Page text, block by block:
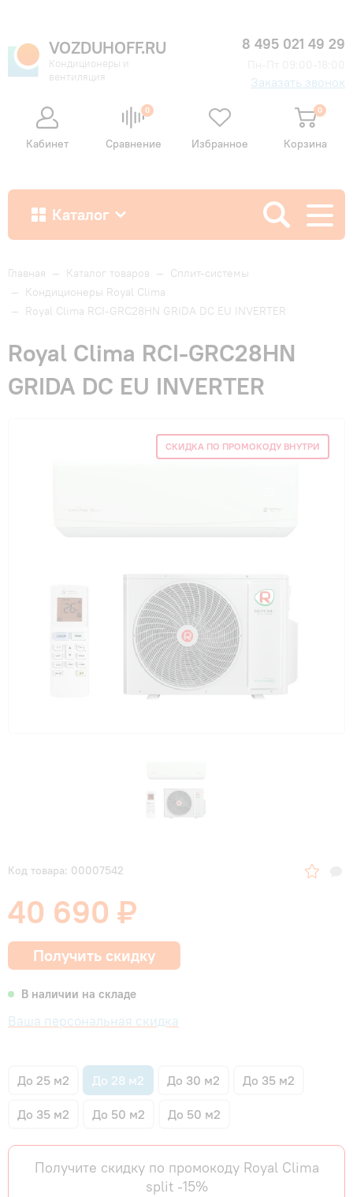
VOZDUHOFF.RU
Кондиционеры и
вентиляция
8 495 021 49 29
Заказать звонок
Кабинет
0
Сравнение Избранное
0
Корзина
Каталог
Как купить
Доставка и оплата
Гарантия и сервис
Главная — Каталог товаров — Сплит-системы
— Кондиционеры Royal Clima
— Royal Clima RCI-GRC28HN GRIDA DC EU INVERTER
Royal Clima RCI-GRC28HN
GRIDA DC EU INVERTER
СКИДКА ПО ПРОМОКОДУ ВНУТРИ
Код товара: 00007542
40 690 ₽
Получить скидку
В наличии на складе
Ваша персональная скидка
До 25 м2 До 28 м2 До 30 м2 До 35 м2
До 35 м2 До 50 м2 До 50 м2
Получите скидку по промокоду Royal Clima
split -15%